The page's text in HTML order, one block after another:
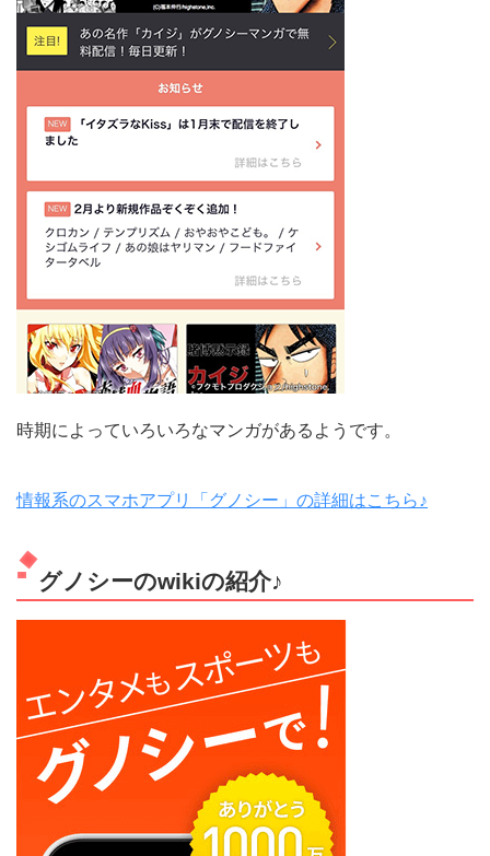
時期によっていろいろなマンガがあるようです。
情報系のスマホアプリ「グノシー」の詳細はこちら♪
グノシーのwikiの紹介♪